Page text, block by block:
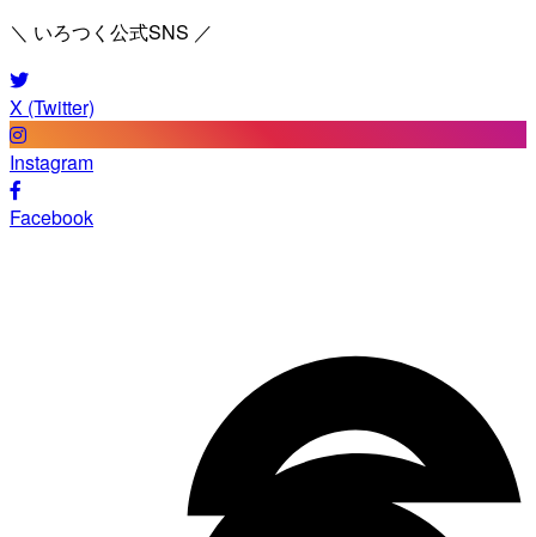
＼ いろつく公式SNS ／
X (Twitter)
Instagram
Facebook